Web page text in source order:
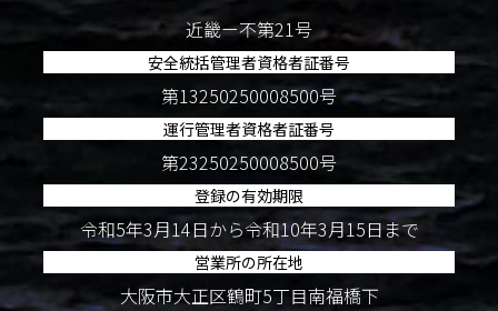
近畿ー不第21号
安全統括管理者資格者証番号
第13250250008500号
運行管理者資格者証番号
第23250250008500号
登録の有効期限
令和5年3月14日から令和10年3月15日まで
営業所の所在地
大阪市大正区鶴町5丁目南福橋下